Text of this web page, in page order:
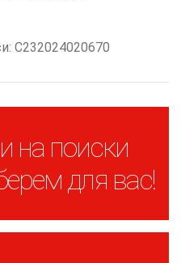
С232024020670
на поиски
для вас!